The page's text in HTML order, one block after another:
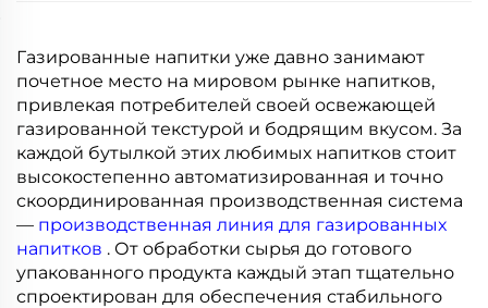
Газированные напитки уже давно занимают
почетное место на мировом рынке напитков,
привлекая потребителей своей освежающей
газированной текстурой и бодрящим вкусом. За
каждой бутылкой этих любимых напитков стоит
высокостепенно автоматизированная и точно
скоординированная производственная система
— производственная линия для газированных
напитков . От обработки сырья до готового
упакованного продукта каждый этап тщательно
спроектирован для обеспечения стабильного